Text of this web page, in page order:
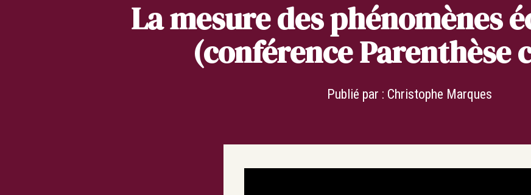
La mesure des phénomènes
(conférence Parenthèse
Publié par : Christophe Marques